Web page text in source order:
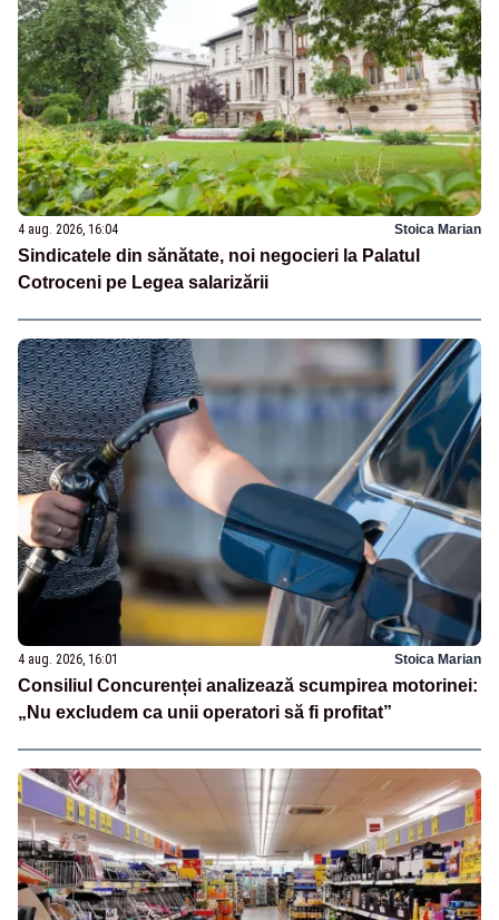
4 aug. 2026, 16:04 Stoica Marian
Sindicatele din sănătate, noi negocieri la Palatul
Cotroceni pe Legea salarizării
4 aug. 2026, 16:01 Stoica Marian
Consiliul Concurenței analizează scumpirea motorinei:
„Nu excludem ca unii operatori să fi profitat”